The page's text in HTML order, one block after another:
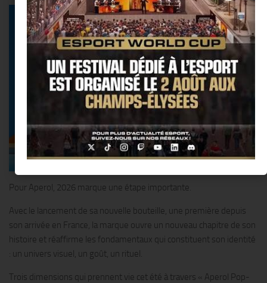
Pour Aperol, 2026 marque une étape importante.
Avec le lancement de sa nouvelle bouteille, une première depuis
son arrivée en France, la marque ouvre un nouveau chapitre de son
histoire et réaffirme les fondamentaux qui constituent son identité
: un univers visuel, un goût, un rituel.
Trois dimensions qui prennent vie cet été à travers « Aperol Pop-